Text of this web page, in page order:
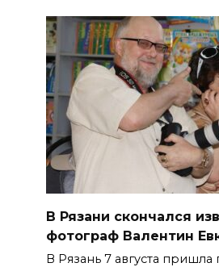
В Рязани скончался
фотограф Валентин
В Рязань 7 августа пришла